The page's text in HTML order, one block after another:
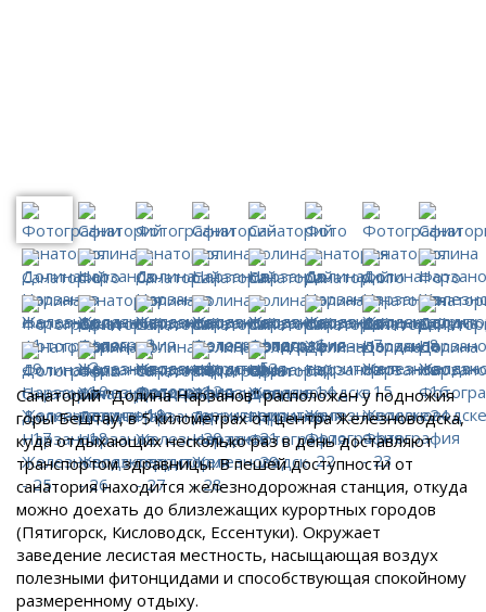
Санаторий "Долина Нарзанов" расположен у подножия
горы Бештау, в 5 километрах от центра Железноводска,
куда отдыхающих несколько раз в день доставляют
транспортом здравницы. В пешей доступности от
санатория находится железнодорожная станция, откуда
можно доехать до близлежащих курортных городов
(Пятигорск, Кисловодск, Ессентуки). Окружает
заведение лесистая местность, насыщающая воздух
полезными фитонцидами и способствующая спокойному
размеренному отдыху.